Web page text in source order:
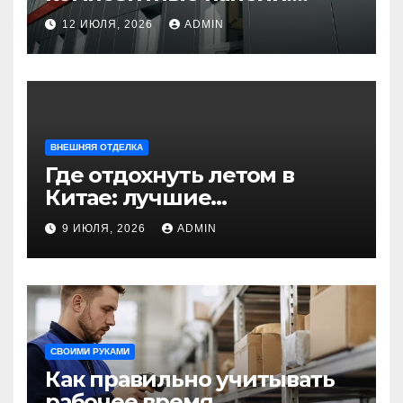
универсальное решение
для современного
строительства и дизайна
12 ИЮЛЯ, 2026 ADMIN
ВНЕШНЯЯ ОТДЕЛКА
Где отдохнуть летом в
Китае: лучшие
направления для
незабываемого
путешествия
9 ИЮЛЯ, 2026 ADMIN
СВОИМИ РУКАМИ
Как правильно учитывать